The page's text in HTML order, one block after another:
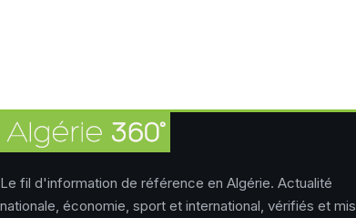
Le fil d'information de référence en Algérie. Actualité
nationale, économie, sport et international, vérifiés et mis